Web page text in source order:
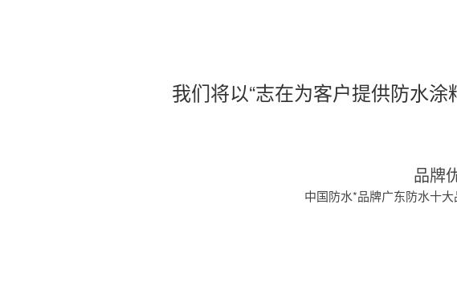
我们将以“志在为客户提供防水
品牌
中国防水*品牌广东防水十